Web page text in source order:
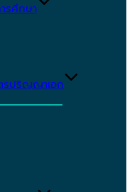
รศึกษา
รปริญญาเอก